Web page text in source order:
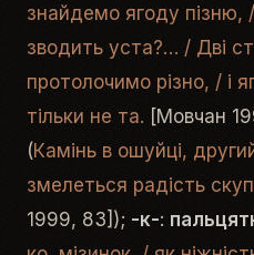
знайдемо ягоду пізню,
зводить уста?… / Дві
протолочимо різно, / і
тільки не та. [Мовчан
(Камінь в ошуйці,
змелеться радість
1999, 83]); -к-: